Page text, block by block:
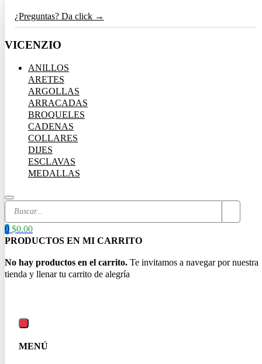
¿Preguntas? Da click →
VICENZIO
ANILLOS
ARETES
ARGOLLAS
ARRACADAS
BROQUELES
CADENAS
COLLARES
DIJES
ESCLAVAS
MEDALLAS
Search
0 $0.00
No hay productos en el carrito.
MENÚ